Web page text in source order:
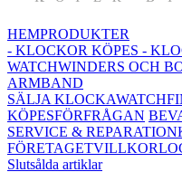
HEMPRODUKTER
- KLOCKOR KÖPES -
WATCHWINDERS OCH
ARMBAND
SÄLJA KLOCKA
KÖPESFÖRFRÅGAN
SERVICE & REPARATION
FÖRETAGETVILLKOR
Slutsålda artiklar